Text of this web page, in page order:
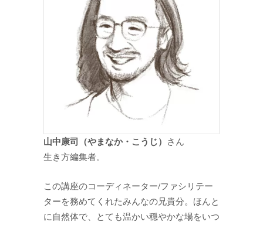
山中康司（やまなか・こうじ） さん
生き方編集者。
この講座のコーディネーター/ファシリテー
ターを務めてくれたみんなの兄貴分。ほんと
に自然体で、とても温かい穏やかな場をいつ